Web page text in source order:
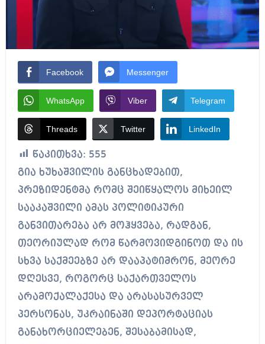
Facebook Messenger
WhatsApp Viber Telegram
Threads Twitter LinkedIn
წაკითხვა: 555
გია ხუხაშვილის განცხადებით,
პრეზიდენტმა რომც შეიწყალოს მიხეილ
სააკაშვილი ამას პოლიტიკური
განვითარება არ მოჰყვება, რადგან,
თეორიულად რომ წარმოვიდგინოთ და ის
სხვა საქმეებზე არ დააპატიმრონ, მეორე
დღესვე, როგორც საქართველოს
არამოქალაქესა და არასასურველ
პერსონას, უკრაინაში დეპორტაციას
განახორციელებენ, შესაბამისად,